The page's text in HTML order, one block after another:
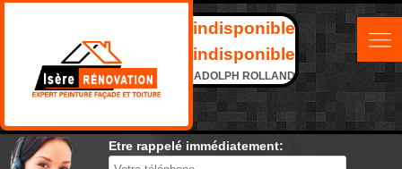
indisponible
indisponible
ADOLPH ROLLAND
Etre rappelé immédiatement: